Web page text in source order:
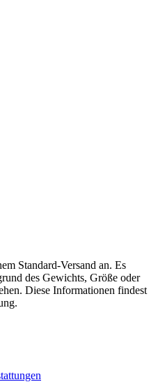
Standard-Versand an. Es
des Gewichts, Größe oder
Diese Informationen findest